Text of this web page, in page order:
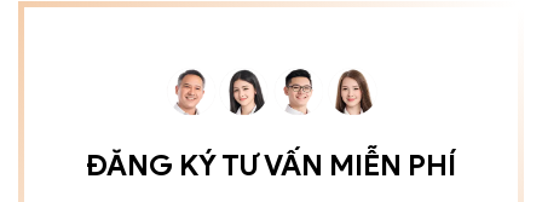
ĐĂNG KÝ TƯ VẤN MIỄN PHÍ